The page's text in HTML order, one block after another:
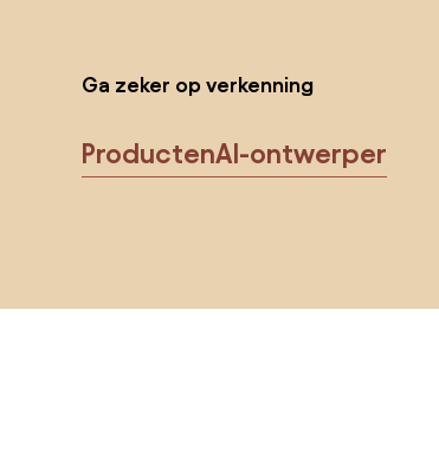
Ga zeker op verkenning
ProductenAI-ontwerper